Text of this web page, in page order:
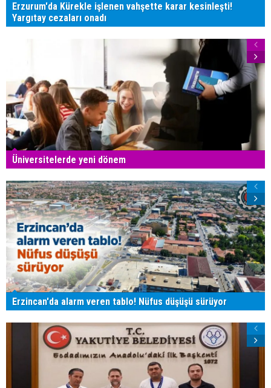
Erzurum'da Kürekle işlenen vahşette karar kesinleşti!
Yargıtay cezaları onadı
Üniversitelerde yeni dönem
Erzincan'da alarm veren tablo! Nüfus düşüşü sürüyor